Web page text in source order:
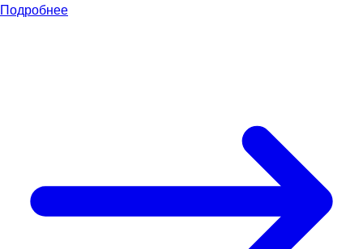
Подробнее